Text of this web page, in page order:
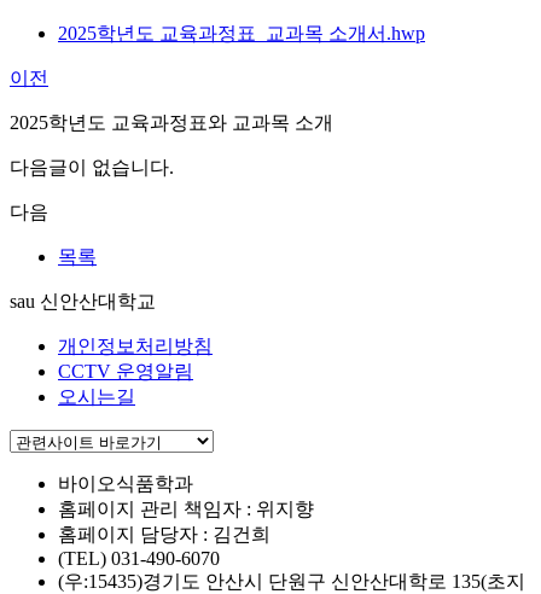
2025학년도 교육과정표_교과목 소개서.hwp
이전
2025학년도 교육과정표와 교과목 소개
다음글이 없습니다.
다음
목록
sau 신안산대학교
개인정보처리방침
CCTV 운영알림
오시는길
바이오식품학과
홈페이지 관리 책임자 : 위지향
홈페이지 담당자 : 김건희
(TEL) 031-490-6070
(우:15435)경기도 안산시 단원구 신안산대학로 135(초지